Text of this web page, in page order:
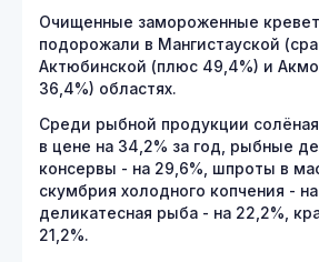
Очищенные замороженные
подорожали в Мангистауской
Актюбинской (плюс 49,4%) и
36,4%) областях.
Среди рыбной продукции
в цене на 34,2% за год, рыбные
консервы - на 29,6%, шпроты в
скумбрия холодного копчения -
деликатесная рыба - на 22,2%,
21,2%.